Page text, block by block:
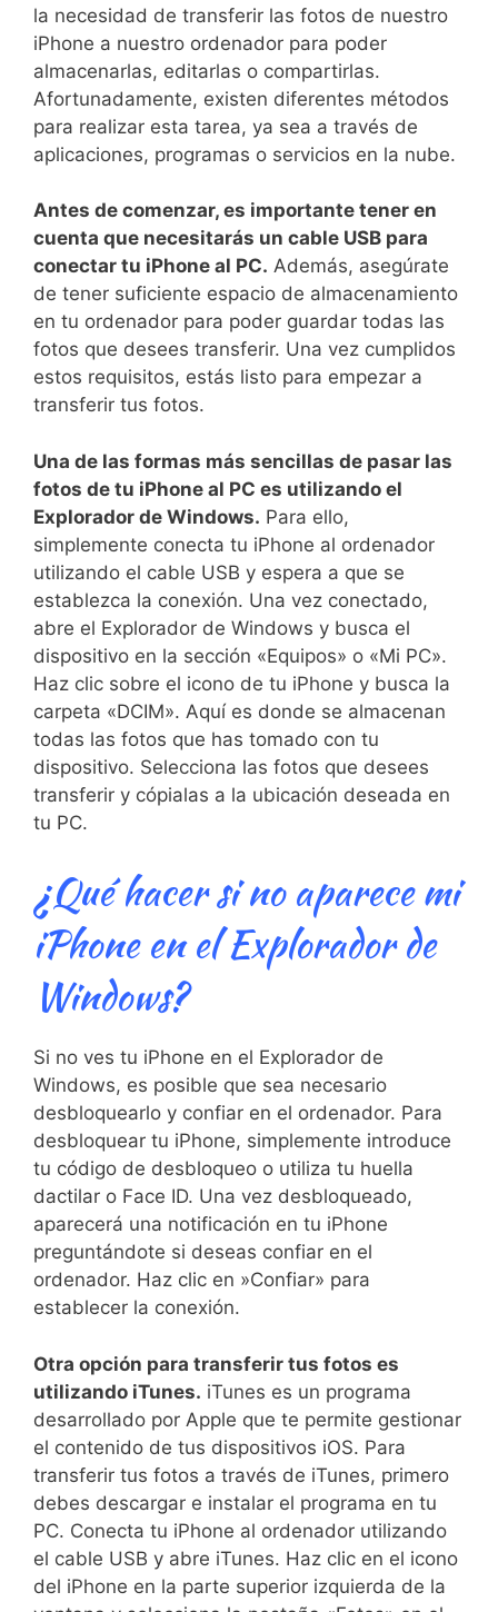
la necesidad de transferir las fotos de nuestro
iPhone a nuestro ordenador para poder ​
almacenarlas, editarlas o compartirlas.
Afortunadamente, existen diferentes métodos
para realizar esta tarea, ya sea a través de
aplicaciones, programas o ​servicios ​en la nube.
Antes de comenzar, es importante ‌tener en​
cuenta que necesitarás un⁢ cable USB para
conectar ​tu iPhone al PC. Además, asegúrate⁤
de tener suficiente espacio de almacenamiento
en tu ordenador para poder guardar ⁢todas las
fotos que desees transferir.‍ Una ‌vez cumplidos
estos ⁢requisitos, estás⁢ listo para empezar a⁢
transferir tus fotos.
Una de las formas ‍más sencillas de⁤ pasar las⁤
fotos de tu iPhone al ⁢PC⁣ es ⁣utilizando el
Explorador de Windows. Para ello,
simplemente ‍conecta ⁢tu iPhone al ordenador
utilizando el cable USB ‍y espera a⁣ que se
establezca la conexión. Una vez conectado,
abre el Explorador de Windows y ⁣busca el
dispositivo en la sección «Equipos» o «Mi PC».
Haz clic ⁤sobre el icono de ‍tu iPhone‌ y busca la
carpeta «DCIM». Aquí es donde se‍ almacenan
todas las fotos que has tomado⁤ con ⁢tu
dispositivo. Selecciona las fotos que ⁤desees
transferir y cópialas a la ubicación⁣ deseada en
tu⁤ PC.
¿Qué hacer ​si no aparece mi
iPhone en el Explorador de
Windows?
Si no⁢ ves tu⁢ iPhone ⁤en el Explorador ⁢de
Windows, es posible que sea necesario
desbloquearlo y⁣ confiar ⁤en ⁣el ordenador. Para
desbloquear tu ‍iPhone, simplemente introduce
tu código de desbloqueo⁤ o utiliza tu huella
dactilar o Face ⁢ID. Una vez⁤ desbloqueado,
‌aparecerá una notificación en tu iPhone
preguntándote si‌ deseas confiar en el
ordenador. Haz clic‌ en ⁢»Confiar» para‍
establecer la conexión.
Otra opción⁤ para transferir tus fotos es
utilizando ​iTunes. iTunes es un‍ programa
desarrollado por Apple‍ que te permite gestionar
el contenido de tus ‌dispositivos iOS. Para
transferir tus fotos a⁢ través de iTunes, primero
debes descargar ‌e instalar el programa en tu
PC. ‌Conecta tu iPhone al ordenador utilizando
el cable USB‌ y abre iTunes. ⁤Haz clic en el ​icono
del ⁤iPhone en⁤ la parte superior⁢ izquierda de ⁣la